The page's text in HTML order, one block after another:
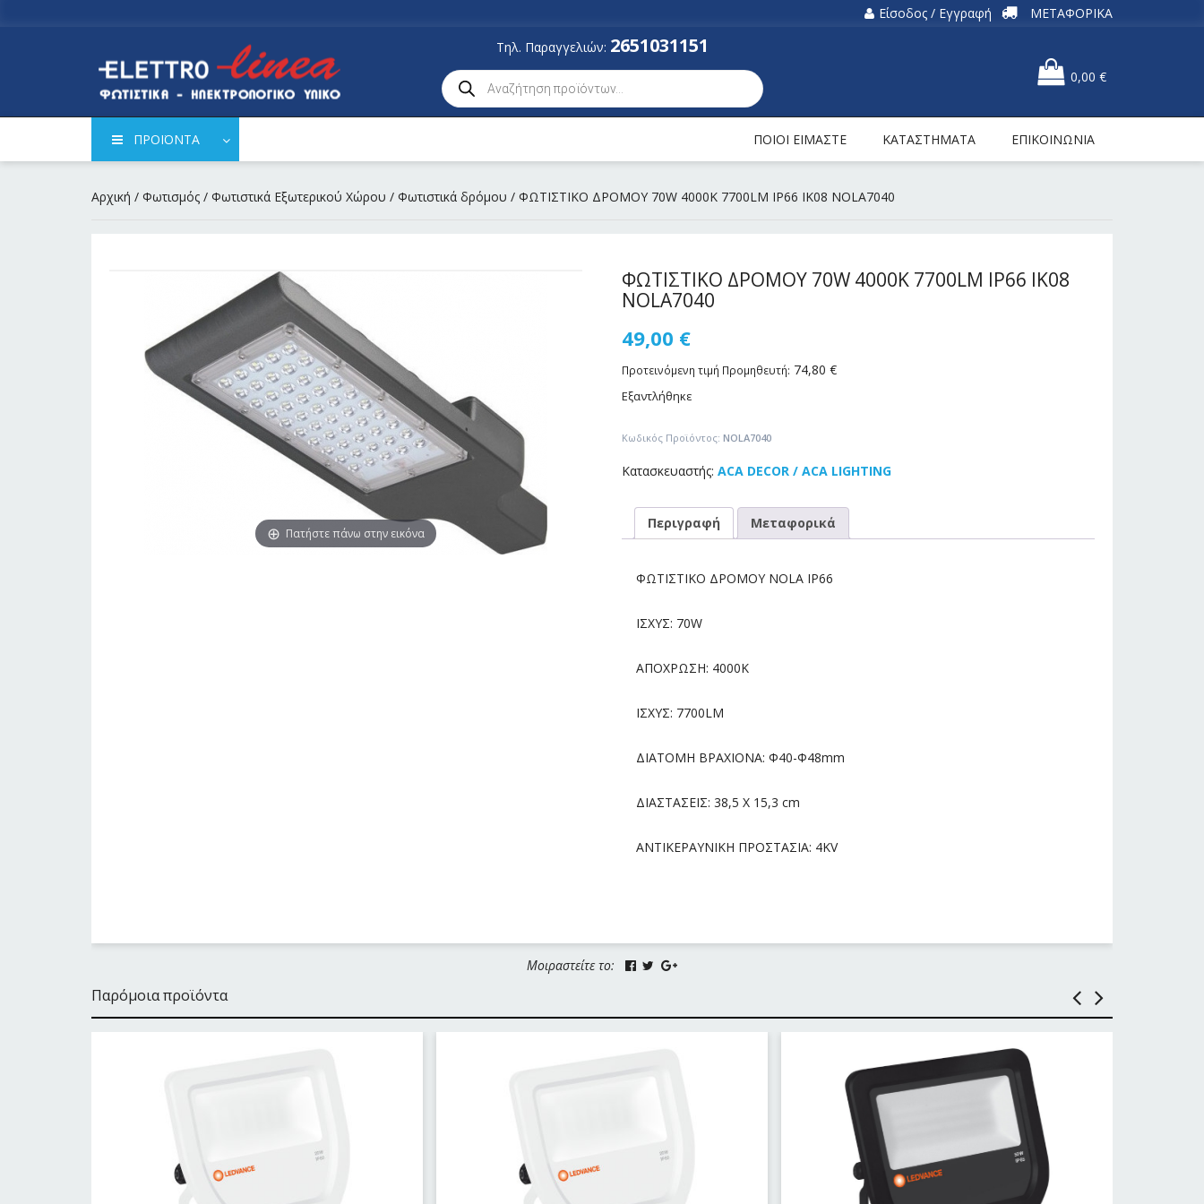
Είσοδος / Εγγραφή
ΜΕΤΑΦΟΡΙΚΑ
Τηλ. Παραγγελιών: 2651031151
0,00 €
ΠΡΟΪΟΝΤΑ ΠΟΙΟΙ ΕΙΜΑΣΤΕ ΚΑΤΑΣΤΗΜΑΤΑ ΕΠΙΚΟΙΝΩΝΙΑ
Αρχική / Φωτισμός / Φωτιστικά Εξωτερικού Χώρου / Φωτιστικά δρόμου / ΦΩΤΙΣΤΙΚΟ ΔΡΟΜΟΥ 70W 4000K 7700LM IP66 IK08 NOLA7040
Πατήστε πάνω στην εικόνα
ΦΩΤΙΣΤΙΚΟ ΔΡΟΜΟΥ 70W 4000K 7700LM IP66 IK08
NOLA7040
49,00 €
Προτεινόμενη τιμή Προμηθευτή: 74,80 €
Εξαντλήθηκε
Κωδικός Προϊόντος: ΝOLA7040
Κατασκευαστής: ACA DECOR / ACA LIGHTING
Περιγραφή Μεταφορικά
ΦΩΤΙΣΤΙΚΟ ΔΡΟΜΟΥ NOLA IP66
ΙΣΧΥΣ: 70W
ΑΠΟΧΡΩΣΗ: 4000K
ΙΣΧΥΣ: 7700LM
ΔΙΑΤΟΜΗ ΒΡΑΧΙΟΝΑ: Φ40-Φ48mm
ΔΙΑΣΤΑΣΕΙΣ: 38,5 Χ 15,3 cm
ΑΝΤΙΚΕΡΑΥΝΙΚΗ ΠΡΟΣΤΑΣΙΑ: 4ΚV
Μοιραστείτε το:
Παρόμοια προϊόντα